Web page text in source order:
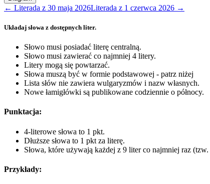
← Literada z 30 maja 2026Literada z 1 czerwca 2026 →
Układaj słowa z dostępnych liter.
Słowo musi posiadać literę centralną.
Słowo musi zawierać co najmniej 4 litery.
Litery mogą się powtarzać.
Słowa muszą być w formie podstawowej - patrz niżej
Lista słów nie zawiera wulgaryzmów i nazw własnych.
Nowe łamigłówki są publikowane codziennie o północy.
Punktacja:
4-literowe słowa to 1 pkt.
Dłuższe słowa to 1 pkt za literę.
Słowa, które używają każdej z 9 liter co najmniej raz (tzw.
Przykłady: